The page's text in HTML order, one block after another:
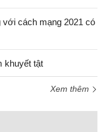
cách mạng 2021 có
khuyết tật
Xem thêm